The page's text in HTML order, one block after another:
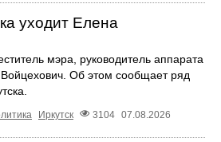
уходит Елена
мэра, руководитель аппарата
Об этом сообщает ряд
Иркутск 3104 07.08.2026